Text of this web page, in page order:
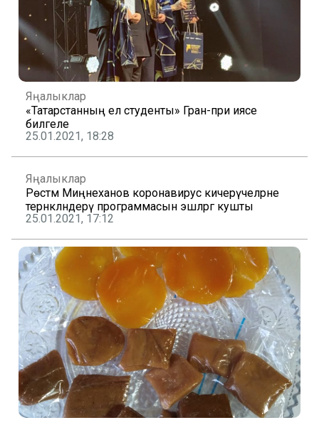
Яңалыклар
«Татарстанның ел студенты» Гран-при иясе
билгеле
25.01.2021, 18:28
Яңалыклар
Рөстәм Миңнеханов коронавирус кичерүчеләрне
тернәкләндерү программасын эшләргә кушты
25.01.2021, 17:12